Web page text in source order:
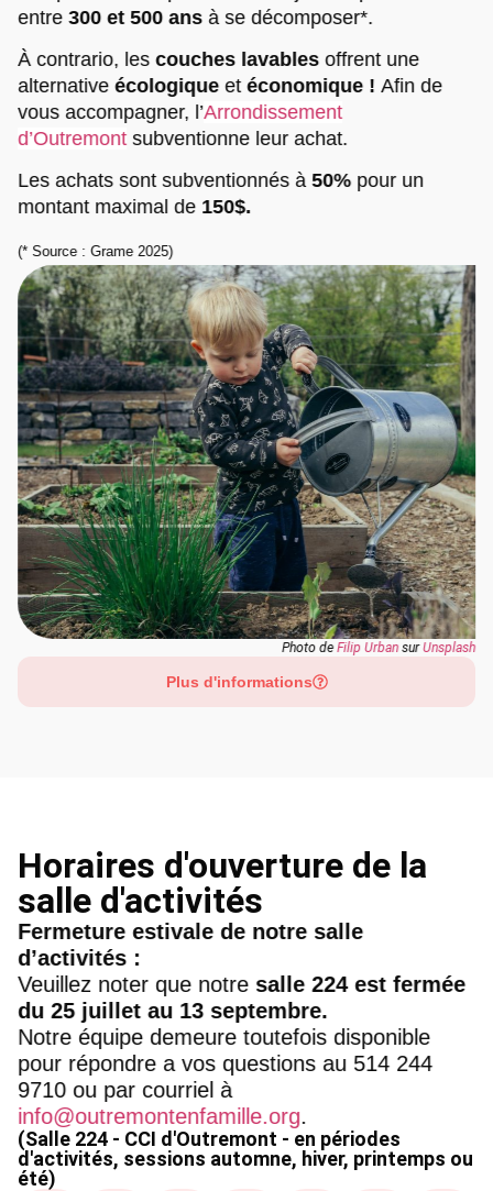
entre 300 et 500 ans à se décomposer*.
À contrario, les couches lavables offrent une
alternative écologique et économique ! Afin de
vous accompagner, l’Arrondissement
d’Outremontsubventionne leur achat.
Les achats sont subventionnés à 50% pour un
montant maximal de 150$.
(* Source : Grame 2025)
Photo deFilip UrbansurUnsplash
Plus d'informations
Horaires d'ouverture de la
salle d'activités
Fermeture estivale de notre salle
d’activités :
Veuillez noter que notre salle 224 est fermée
du 25 juillet au 13 septembre.
Notre équipe demeure toutefois disponible
pour répondre a vos questions au 514 244
9710 ou par courriel à
info@outremontenfamille.org.
(Salle 224 - CCI d'Outremont - en périodes
d'activités, sessions automne, hiver, printemps ou
été)